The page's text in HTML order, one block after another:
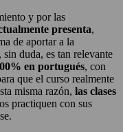
y por las
presenta,
de aportar a la
duda, es tan relevante
en portugués, con
que el curso realmente
misma razón, las clases
practiquen con sus